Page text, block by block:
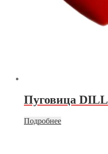
Пуговица DILL
Подробнее